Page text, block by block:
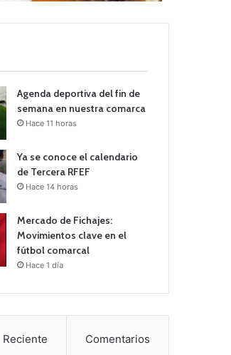
Agenda deportiva del fin de
semana en nuestra comarca
Hace 11 horas
Ya se conoce el calendario
de Tercera RFEF
Hace 14 horas
Mercado de Fichajes:
Movimientos clave en el
fútbol comarcal
Hace 1 día
Reciente Comentarios